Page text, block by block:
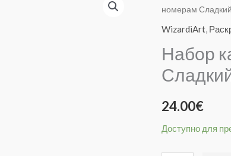
номерам
WizardiArt,
Набор
24.00€
Доступно для
товара
Набор
Wizardi
по
Сладкий
см